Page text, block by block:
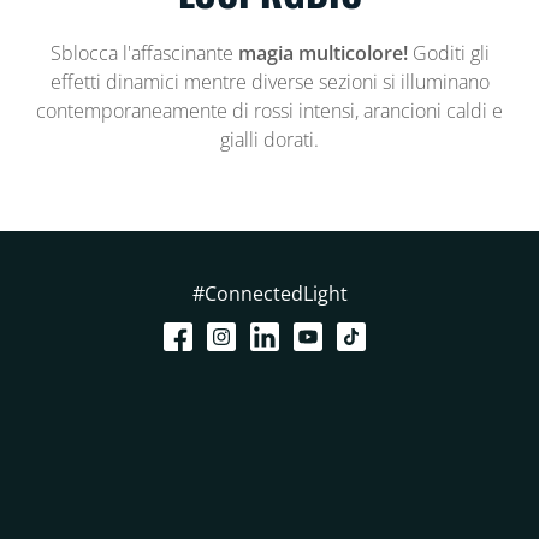
Sblocca l'affascinante magia multicolore!Goditi gli
effetti dinamici mentre diverse sezioni si illuminano
contemporaneamente di rossi intensi, arancioni caldi e
gialli dorati.
#ConnectedLight